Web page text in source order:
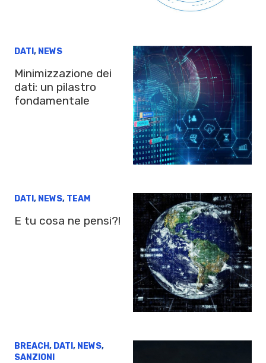
DATI , NEWS
Minimizzazione dei
dati: un pilastro
fondamentale
DATI , NEWS, TEAM
E tu cosa ne pensi?!
BREACH, DATI , NEWS,
SANZIONI